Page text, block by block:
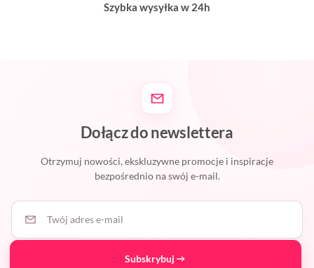
Szybka wysyłka w 24h
Dołącz do newslettera
Otrzymuj nowości, ekskluzywne promocje i inspiracje
bezpośrednio na swój e-mail.
Twój adres e-mail
Subskrybuj